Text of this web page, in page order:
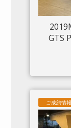
GTS
ご成約情報